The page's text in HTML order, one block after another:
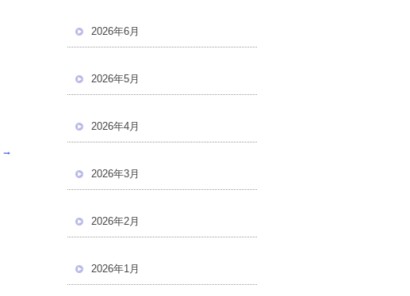
→
2026年6月
2026年5月
2026年4月
2026年3月
2026年2月
2026年1月